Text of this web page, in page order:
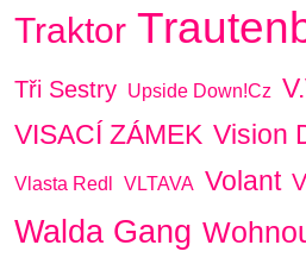
Traktor
Tři Sestry Upside Down!cz
VISACÍ ZÁMEK Vision
Vlasta Redl VLTAVA Volant
Walda Gang